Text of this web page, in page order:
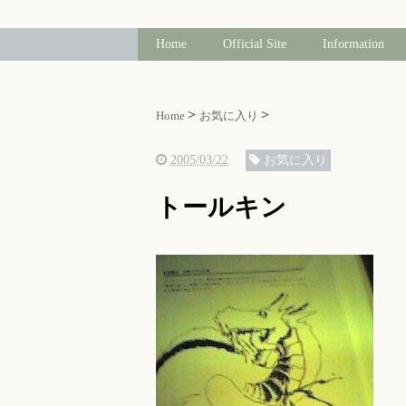
Home Official Site Information
Home お気に入り
2005/03/22 お気に入り
トールキン